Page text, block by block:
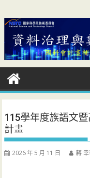
to
content
115學年度族語文
計畫
2026 年 5 月 11 日 蔣